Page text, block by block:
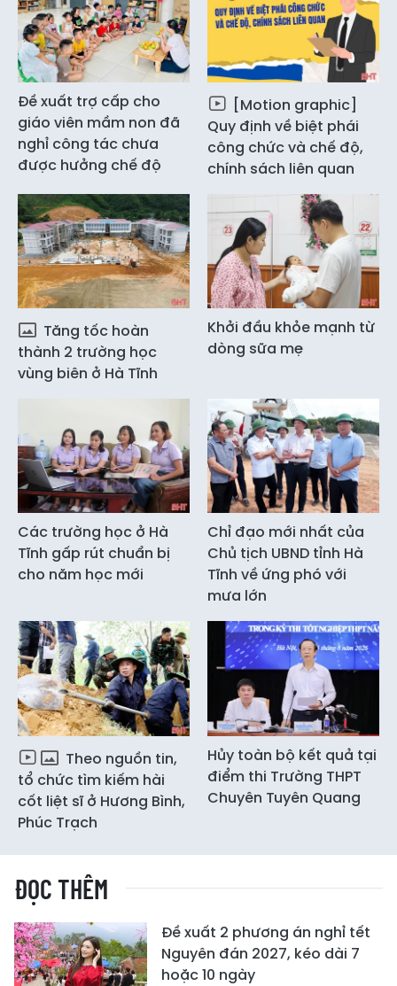
Đề xuất trợ cấp cho
giáo viên mầm non đã
nghỉ công tác chưa
được hưởng chế độ
[Motion graphic]
Quy định về biệt phái
công chức và chế độ,
chính sách liên quan
Tăng tốc hoàn
thành 2 trường học
vùng biên ở Hà Tĩnh
Khởi đầu khỏe mạnh từ
dòng sữa mẹ
Các trường học ở Hà
Tĩnh gấp rút chuẩn bị
cho năm học mới
Chỉ đạo mới nhất của
Chủ tịch UBND tỉnh Hà
Tĩnh về ứng phó với
mưa lớn
Theo nguồn tin,
tổ chức tìm kiếm hài
cốt liệt sĩ ở Hương Bình,
Phúc Trạch
Hủy toàn bộ kết quả tại
điểm thi Trường THPT
Chuyên Tuyên Quang
ĐỌC THÊM
Đề xuất 2 phương án nghỉ tết
Nguyên đán 2027, kéo dài 7
hoặc 10 ngày